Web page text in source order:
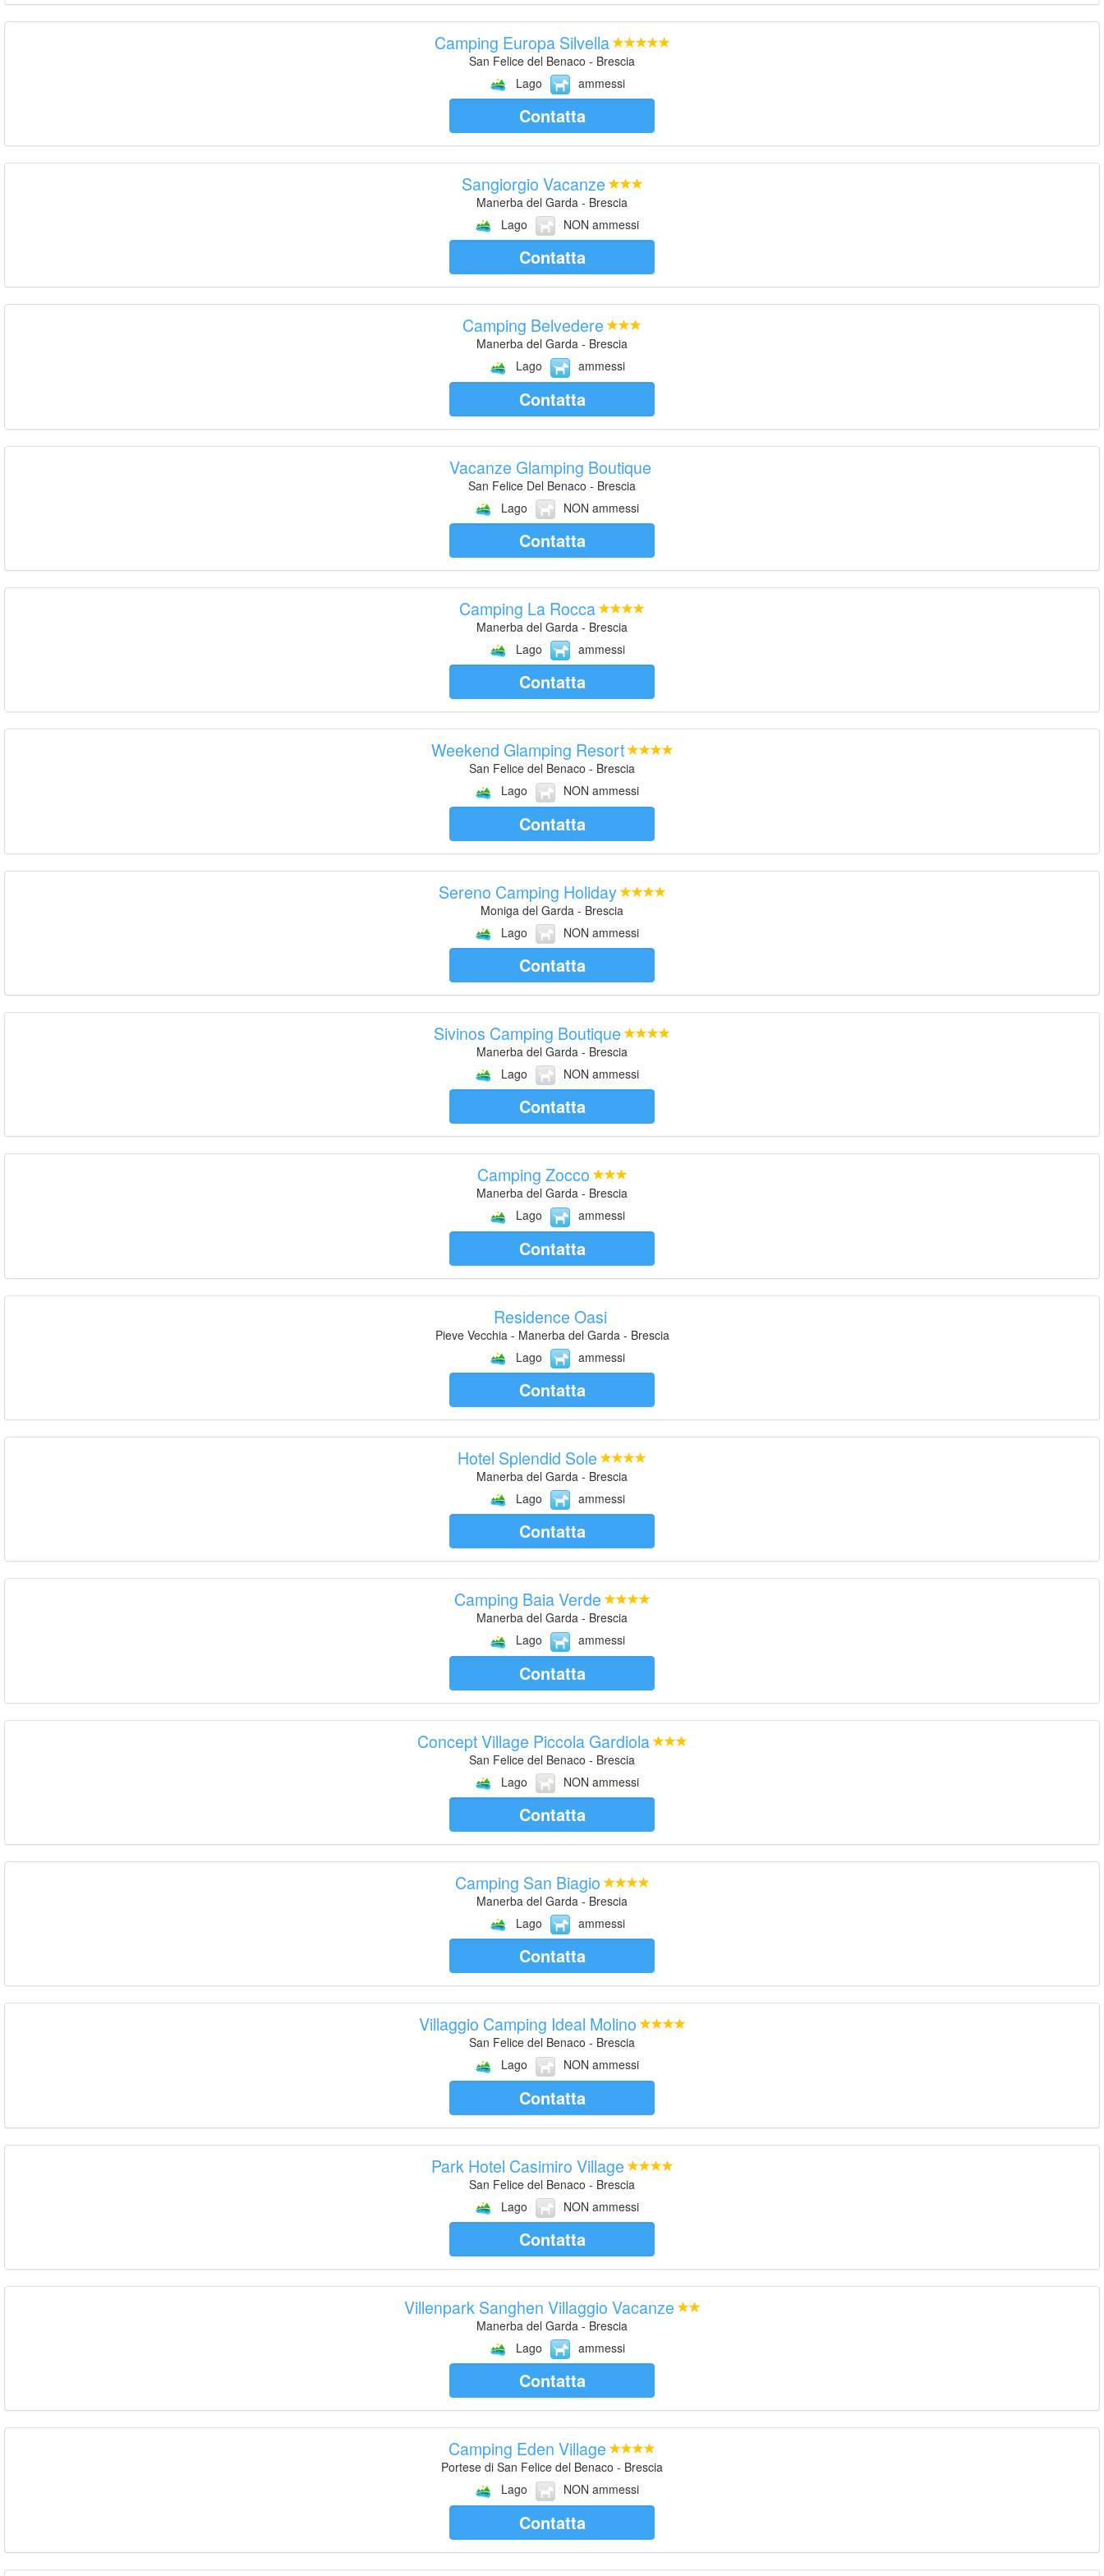
Camping Europa Silvella
San Felice del Benaco - Brescia
Lago
ammessi
Contatta
Sangiorgio Vacanze
Manerba del Garda - Brescia
Lago
NON ammessi
Contatta
Camping Belvedere
Manerba del Garda - Brescia
Lago
ammessi
Contatta
Vacanze Glamping Boutique
San Felice Del Benaco - Brescia
Lago
NON ammessi
Contatta
Camping La Rocca
Manerba del Garda - Brescia
Lago
ammessi
Contatta
Weekend Glamping Resort
San Felice del Benaco - Brescia
Lago
NON ammessi
Contatta
Sereno Camping Holiday
Moniga del Garda - Brescia
Lago
NON ammessi
Contatta
Sivinos Camping Boutique
Manerba del Garda - Brescia
Lago
NON ammessi
Contatta
Camping Zocco
Manerba del Garda - Brescia
Lago
ammessi
Contatta
Residence Oasi
Pieve Vecchia - Manerba del Garda - Brescia
Lago
ammessi
Contatta
Hotel Splendid Sole
Manerba del Garda - Brescia
Lago
ammessi
Contatta
Camping Baia Verde
Manerba del Garda - Brescia
Lago
ammessi
Contatta
Concept Village Piccola Gardiola
San Felice del Benaco - Brescia
Lago
NON ammessi
Contatta
Camping San Biagio
Manerba del Garda - Brescia
Lago
ammessi
Contatta
Villaggio Camping Ideal Molino
San Felice del Benaco - Brescia
Lago
NON ammessi
Contatta
Park Hotel Casimiro Village
San Felice del Benaco - Brescia
Lago
NON ammessi
Contatta
Villenpark Sanghen Villaggio Vacanze
Manerba del Garda - Brescia
Lago
ammessi
Contatta
Camping Eden Village
Portese di San Felice del Benaco - Brescia
Lago
NON ammessi
Contatta